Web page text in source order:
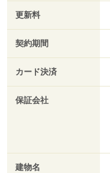
更新料
契約期間
カード決済
保証会社
建物名